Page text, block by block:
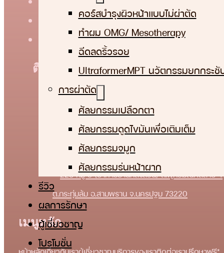
คอร์สบำรุงผิวหน้าแบบไม่ผ่าตัด
ทําผม OMG/ Mesotherapy
ฉีดลดริ้วรอย
UltraformerMPT นวัตกรรมยกกระชั
การผ่าตัด
ศัลยกรรมเปลือกตา
ศัลยกรรมดูดไขมันเพื่อเติมเต็ม
ศัลยกรรมจมูก
ศัลยกรรมร่นหน้าผาก
รีวิว
ผลการรักษา
ผู้เชี่ยวชาญ
โปรโมชั่น
ติดต่อเรา
(+66)82-219-9695
consult@bhiclinic.com
ชั้น 2 อาคาร SD Buildling ซอยลาดพร้าว 111 แขวง
คลองจั่น เขตบางกะปิ กรุงเทพมหานคร 10240
223 หมู่ 9 (อาคารบ้านหลังสวน) ถ.พุทธมณฑลสาย 4
ต.กระทุ่มล้ม อ.สามพราน จ.นครปฐม 73220
เมนูหลัก